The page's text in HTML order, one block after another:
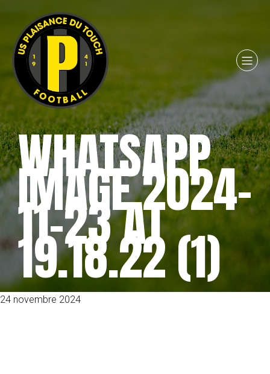
WHATSAPP
IMAGE 2024-
11-23 AT
19.18.22 (1)
24 novembre 2024